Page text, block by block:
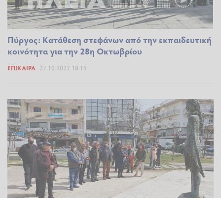
Πύργος: Κατάθεση στεφάνων από την εκπαιδευτική
κοινότητα για την 28η Οκτωβρίου
ΕΠΊΚΑΙΡΑ 27.10.2022 18:15